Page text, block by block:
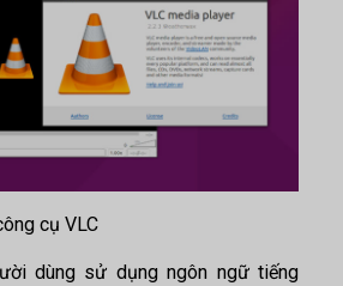
cụ VLC
dùng sử dụng ngôn ngữ tiếng